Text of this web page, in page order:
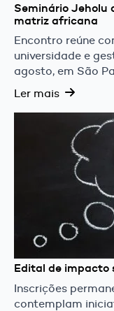
Seminário Jeholu
matriz africana
Encontro reúne
universidade e
agosto, em São
Ler mais
Edital de impacto
Inscrições
contemplam